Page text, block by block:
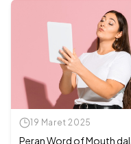
19 Maret 2025
Peran Word of Mouth